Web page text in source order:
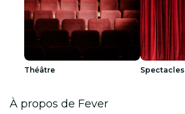
Théâtre Spectacles
À propos de Fever